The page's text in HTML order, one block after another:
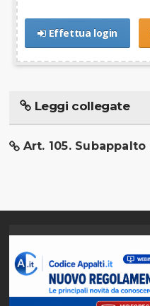
Effettua login
Leggi collegate
Art. 105. Subappalto